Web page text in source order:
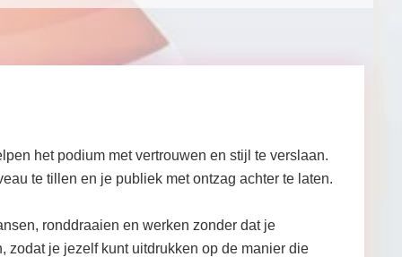
het podium met vertrouwen en stijl te verslaan.
te tillen en je publiek met ontzag achter te laten.
ronddraaien en werken zonder dat je
je jezelf kunt uitdrukken op de manier die